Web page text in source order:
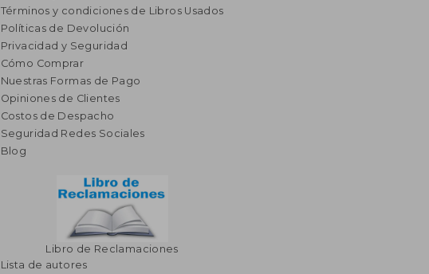
Términos y condiciones de Libros Usados
Políticas de Devolución
Privacidad y Seguridad
Cómo Comprar
Nuestras Formas de Pago
Opiniones de Clientes
Costos de Despacho
Seguridad Redes Sociales
Blog
Libro de Reclamaciones
Lista de autores